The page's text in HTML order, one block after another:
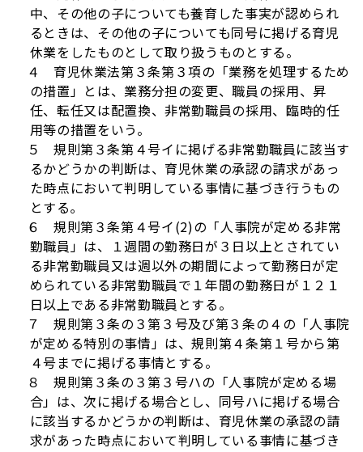
中、その他の子についても養育した事実が認められ
るときは、その他の子についても同号に掲げる育児
休業をしたものとして取り扱うものとする。
４ 育児休業法第３条第３項の「業務を処理するため
の措置」とは、業務分担の変更、職員の採用、昇
任、転任又は配置換、非常勤職員の採用、臨時的任
用等の措置をいう。
５ 規則第３条第４号イに掲げる非常勤職員に該当す
るかどうかの判断は、育児休業の承認の請求があっ
た時点において判明している事情に基づき行うもの
とする｡
６ 規則第３条第４号イ(2)の「人事院が定める非常
勤職員」は、１週間の勤務日が３日以上とされてい
る非常勤職員又は週以外の期間によって勤務日が定
められている非常勤職員で１年間の勤務日が１２１
日以上である非常勤職員とする。
７ 規則第３条の３第３号及び第３条の４の「人事院
が定める特別の事情」は、規則第４条第１号から第
４号までに掲げる事情とする。
８ 規則第３条の３第３号ハの「人事院が定める場
合」は、次に掲げる場合とし、同号ハに掲げる場合
に該当するかどうかの判断は、育児休業の承認の請
求があった時点において判明している事情に基づき